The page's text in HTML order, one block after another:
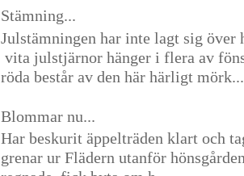
Stämning...
Julstämningen har inte lagt sig över
vita julstjärnor hänger i flera av
röda består av den här härligt mörk...
Blommar nu...
Har beskurit äppelträden klart och
grenar ur Flädern utanför